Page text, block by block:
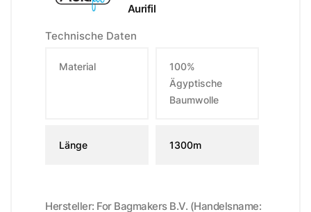
Aurifil
Technische Daten
Material
100%
Ägyptische
Baumwolle
Länge 1300m
Hersteller: For Bagmakers B.V. (Handelsname: